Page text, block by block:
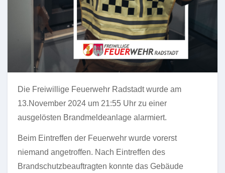
Die Freiwillige Feuerwehr Radstadt wurde am
13.November 2024 um 21:55 Uhr zu einer
ausgelösten Brandmeldeanlage alarmiert.
Beim Eintreffen der Feuerwehr wurde vorerst
niemand angetroffen. Nach Eintreffen des
Brandschutzbeauftragten konnte das Gebäude